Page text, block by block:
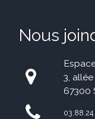
Nous
3,
67300